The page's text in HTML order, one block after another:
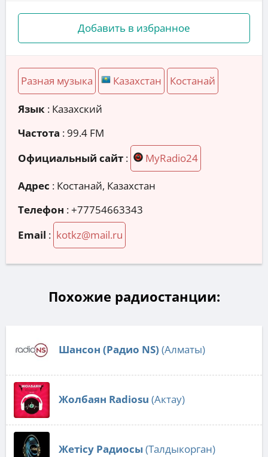
Добавить в избранное
Разная музыка Казахстан Костанай
Язык : Казахский
Частота : 99.4 FM
Официальный сайт : MyRadio24
Адрес : Костанай, Казахстан
Телефон :+77754663343
Email : kotkz@mail.ru
Похожие радиостанции:
Шансон (Радио NS) (Алматы)
Жолбаян Radiosu (Актау)
Жетісу Радиосы(Талдыкорган)